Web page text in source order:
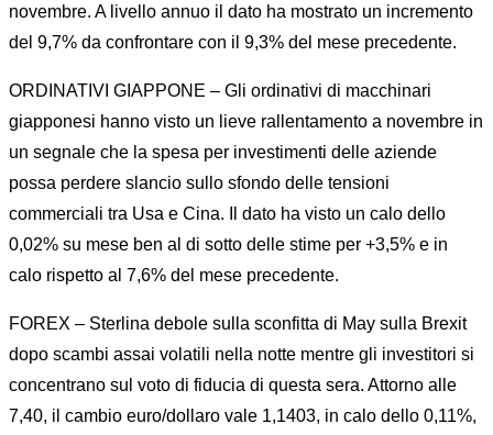
novembre. A livello annuo il dato ha mostrato un incremento
del 9,7% da confrontare con il 9,3% del mese precedente.
ORDINATIVI GIAPPONE – Gli ordinativi di macchinari
giapponesi hanno visto un lieve rallentamento a novembre in
un segnale che la spesa per investimenti delle aziende
possa perdere slancio sullo sfondo delle tensioni
commerciali tra Usa e Cina. Il dato ha visto un calo dello
0,02% su mese ben al di sotto delle stime per +3,5% e in
calo rispetto al 7,6% del mese precedente.
FOREX – Sterlina debole sulla sconfitta di May sulla Brexit
dopo scambi assai volatili nella notte mentre gli investitori si
concentrano sul voto di fiducia di questa sera. Attorno alle
7,40, il cambio euro/dollaro vale 1,1403, in calo dello 0,11%,